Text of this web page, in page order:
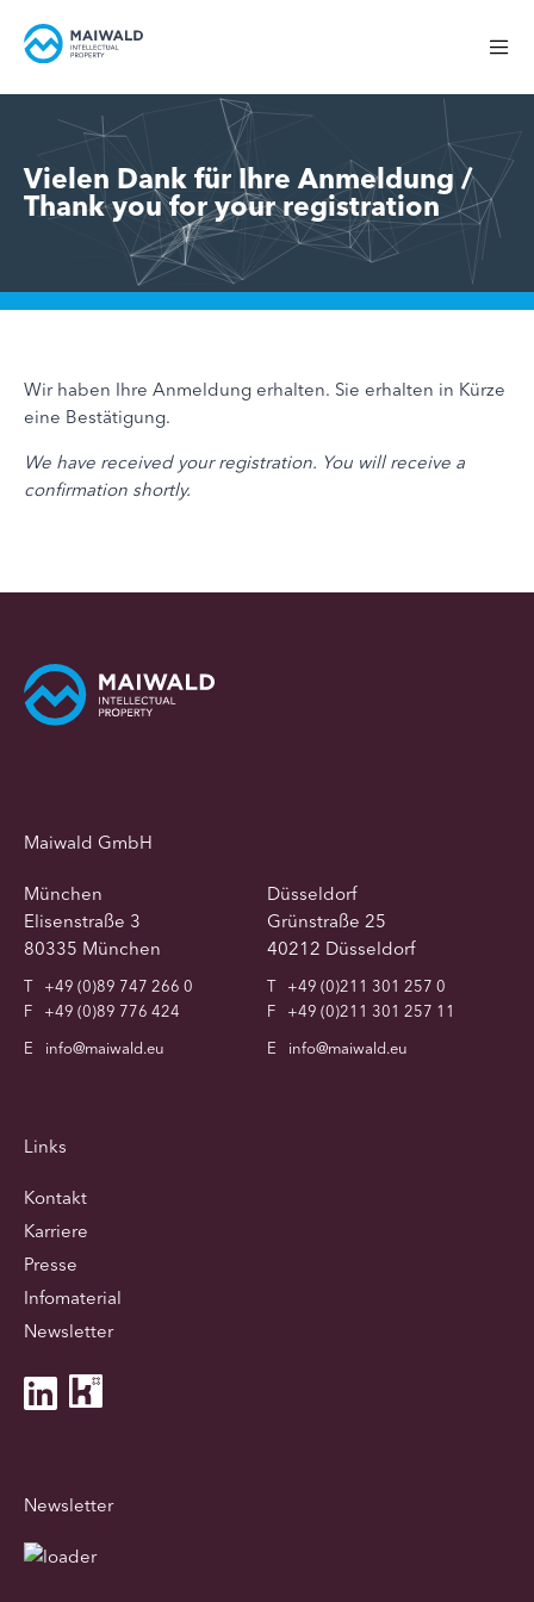
Vielen Dank für Ihre Anmeldung /
Thank you for your registration
Wir haben Ihre Anmeldung erhalten. Sie erhalten in Kürze
eine Bestätigung.
We have received your registration. You will receive a
confirmation shortly.
Maiwald GmbH
München
Elisenstraße 3
80335 München
T
+49 (0)89 747 266 0
F
+49 (0)89 776 424
E
info@maiwald.eu
Düsseldorf
Grünstraße 25
40212 Düsseldorf
T
+49 (0)211 301 257 0
F
+49 (0)211 301 257 11
E
info@maiwald.eu
Links
Kontakt
Karriere
Presse
Infomaterial
Newsletter
Newsletter